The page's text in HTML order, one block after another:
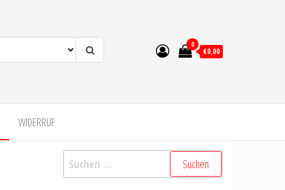
0
€0,00
WIDERRUF
Suchen
nach: